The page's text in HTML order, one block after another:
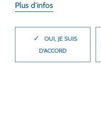
Plus d'infos
✓
OUI, JE SUIS
D'ACCORD
MASQUER